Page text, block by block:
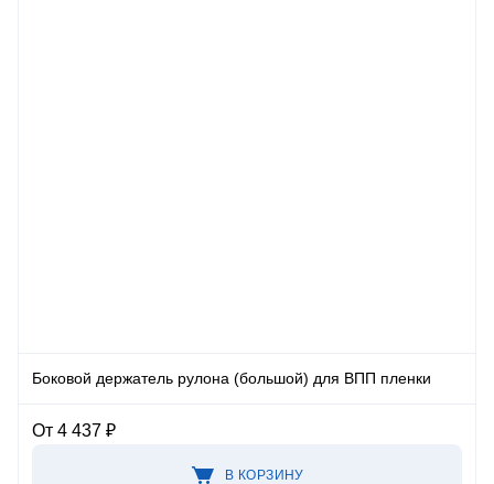
Боковой держатель рулона (большой) для ВПП пленки
От 4 437 ₽
В КОРЗИНУ